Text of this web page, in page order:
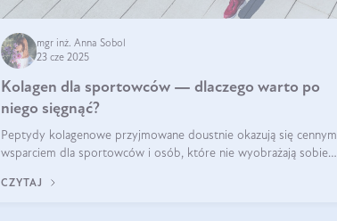
mgr inż. Anna Sobol
23 cze 2025
Kolagen dla sportowców — dlaczego warto po
niego sięgnąć?
Peptydy kolagenowe przyjmowane doustnie okazują się cennym
wsparciem dla sportowców i osób, które nie wyobrażają sobie
CZYTAJ